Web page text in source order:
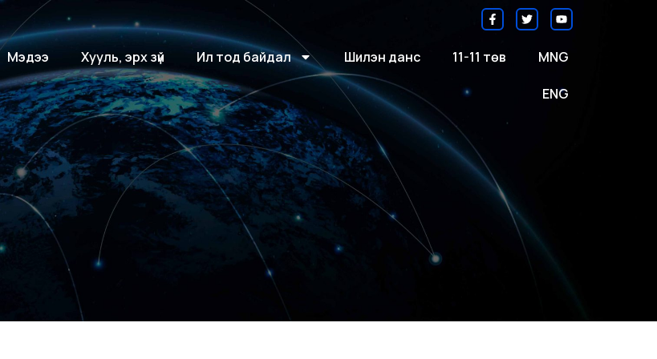
Мэдээ Хууль, эрх зүй Ил тод байдал Шилэн данс 11-11 төв MNG
ENG